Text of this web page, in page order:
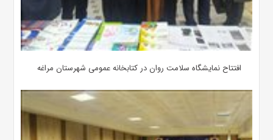
افتتاح نمایشگاه سلامت روان در کتابخانه عمومی شهرستان مراغه